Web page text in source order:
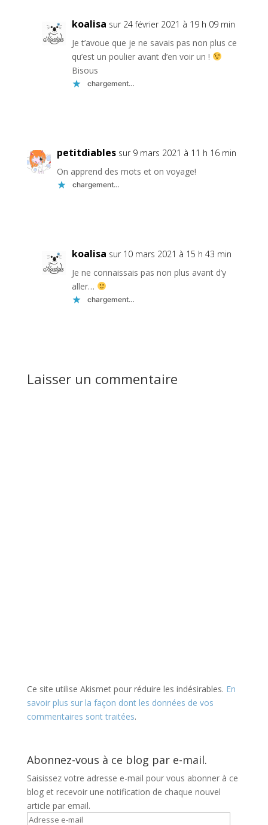
koalisa sur 24 février 2021 à 19 h 09 min
Je t’avoue que je ne savais pas non plus ce
qu’est un poulier avant d’en voir un !
Bisous
chargement…
petitdiables sur 9 mars 2021 à 11 h 16 min
On apprend des mots et on voyage!
chargement…
koalisa sur 10 mars 2021 à 15 h 43 min
Je ne connaissais pas non plus avant d’y
aller…
chargement…
Laisser un commentaire
Ce site utilise Akismet pour réduire les indésirables. En
savoir plus sur la façon dont les données de vos
commentaires sont traitées.
Abonnez-vous à ce blog par e-mail.
Saisissez votre adresse e-mail pour vous abonner à ce
blog et recevoir une notification de chaque nouvel
article par email.
Adresse